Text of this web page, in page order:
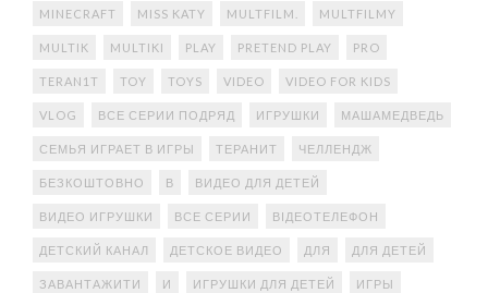
MINECRAFT MISS KATY MULTFILM. MULTFILMY
MULTIK MULTIKI PLAY PRETEND PLAY PRO
TERAN1T TOY TOYS VIDEO VIDEO FOR KIDS
VLOG ВСЕ СЕРИИ ПОДРЯД ИГРУШКИ МАШАМЕДВЕДЬ
СЕМЬЯ ИГРАЕТ В ИГРЫ ТЕРАНИТ ЧЕЛЛЕНДЖ
БЕЗКОШТОВНО В ВИДЕО ДЛЯ ДЕТЕЙ
ВИДЕО ИГРУШКИ ВСЕ СЕРИИ ВІДЕОТЕЛЕФОН
ДЕТСКИЙ КАНАЛ ДЕТСКОЕ ВИДЕО ДЛЯ ДЛЯ ДЕТЕЙ
ЗАВАНТАЖИТИ И ИГРУШКИ ДЛЯ ДЕТЕЙ ИГРЫ